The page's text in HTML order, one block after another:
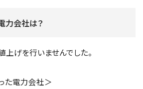
力会社は？
上げを行いませんでした。
た電力会社＞